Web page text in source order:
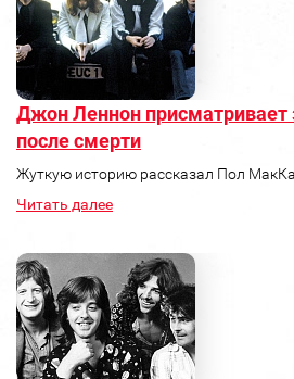
Джон Леннон
после смерти
Жуткую историю рассказал Пол
Читать далее